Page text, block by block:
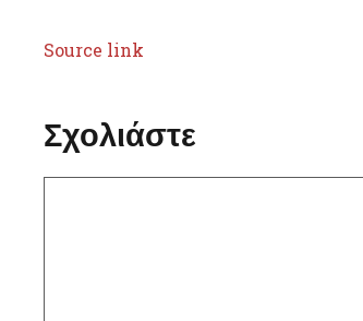
Source link
Σχολιάστε